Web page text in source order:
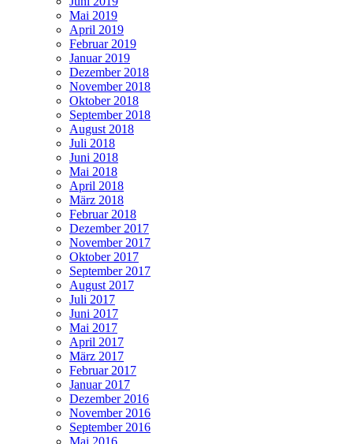
Mai 2019
April 2019
Februar 2019
Januar 2019
Dezember 2018
November 2018
Oktober 2018
September 2018
August 2018
Juli 2018
Juni 2018
Mai 2018
April 2018
März 2018
Februar 2018
Dezember 2017
November 2017
Oktober 2017
September 2017
August 2017
Juli 2017
Juni 2017
Mai 2017
April 2017
März 2017
Februar 2017
Januar 2017
Dezember 2016
November 2016
September 2016
Mai 2016